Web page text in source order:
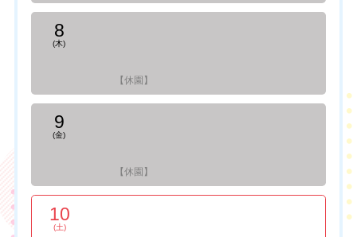
8
(木)
【休園】
9
(金)
【休園】
10
(土)